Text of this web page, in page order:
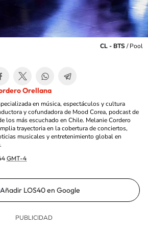
CL - BTS/Pool
Orellana
en música, espectáculos y cultura
y cofundadora de Mood Corea, podcast de
los más escuchado en Chile. Melanie Cordero
trayectoria en la cobertura de conciertos,
musicales y entretenimiento global en
GMT-4
Añadir LOS40 en Google